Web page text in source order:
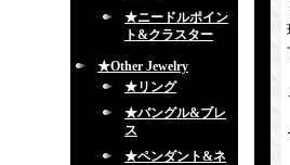
★ニードルポイン
ト&クラスター
★Other Jewelry
★リング
★バングル&ブレ
ス
★ペンダント&ネ